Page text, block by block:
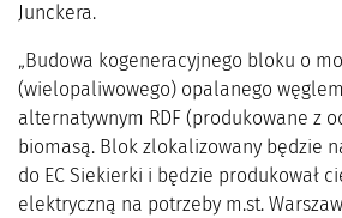
Junckera.
„Budowa kogeneracyjnego bloku o
(wielopaliwowego) opalanego
alternatywnym RDF (produkowane z
biomasą. Blok zlokalizowany będzie
do EC Siekierki i będzie produkował
elektryczną na potrzeby m.st.